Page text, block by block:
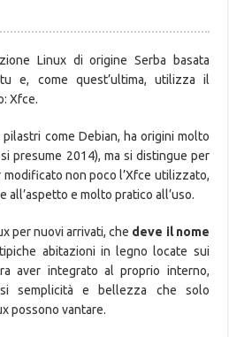
Linux di origine Serba basata
e, come quest’ultima, utilizza il
Xfce.
come Debian, ha origini molto
presume 2014), ma si distingue per
modificato non poco l’Xfce utilizzato,
e molto pratico all’uso.
per nuovi arrivati, che deve il nome
abitazioni in legno locate sui
aver integrato al proprio interno,
semplicità e bellezza che solo
possono vantare.